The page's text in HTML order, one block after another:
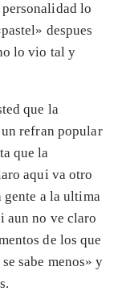
lo
despues
lo vio tal y
que la
refran popular
que la
aqui va otro
gente a la ultima
aun no ve claro
de los que
sabe menos» y